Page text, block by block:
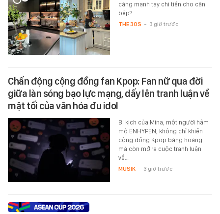
càng mạnh tay chi tiền cho căn
bếp?
THE 30S - 3 giờ trước
Chấn động cộng đồng fan Kpop: Fan nữ qua đời
giữa làn sóng bạo lực mạng, dấy lên tranh luận về
mặt tối của văn hóa đu idol
Bi kịch của Mina, một người hâm
mộ ENHYPEN, không chỉ khiến
cộng đồng Kpop bàng hoàng
mà còn mở ra cuộc tranh luận
về…
MUSIK - 3 giờ trước